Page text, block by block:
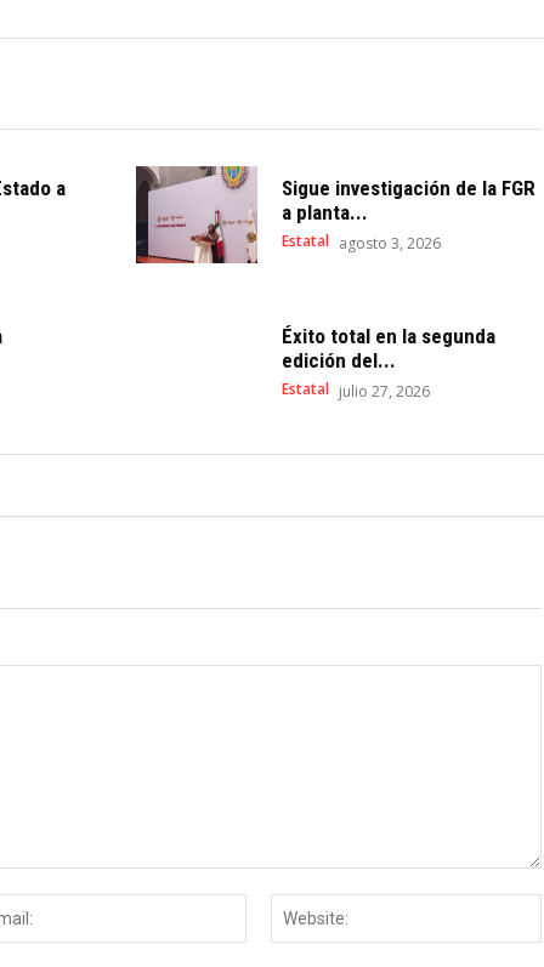
a
Sigue investigación de la FGR
a planta...
Estatal agosto 3, 2026
Éxito total en la segunda
edición del...
Estatal julio 27, 2026